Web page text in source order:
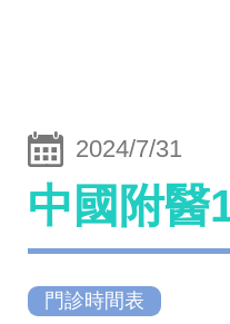
2024/7/31
中國附醫
門診時間表